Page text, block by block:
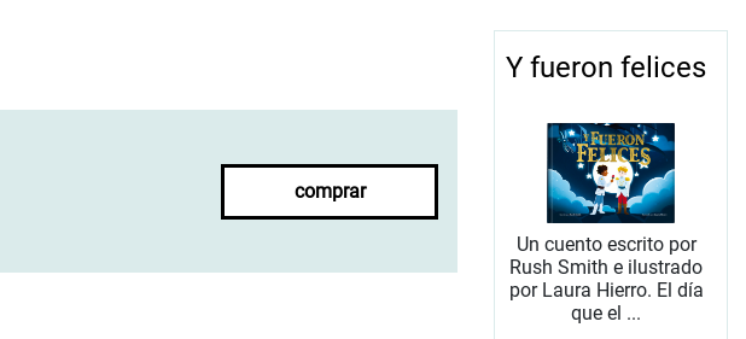
comprar
Y fueron felices
Un cuento escrito por
Rush Smith e ilustrado
por Laura Hierro. El día
que el ...